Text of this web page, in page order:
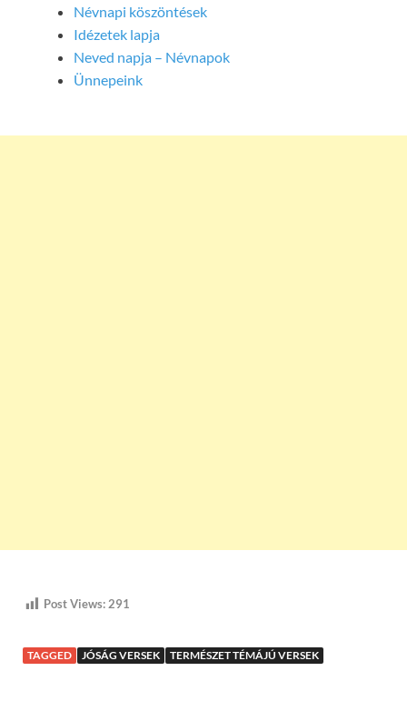
Névnapi köszöntések
Idézetek lapja
Neved napja – Névnapok
Ünnepeink
Post Views: 291
TAGGED JÓSÁG VERSEK TERMÉSZET TÉMÁJÚ VERSEK